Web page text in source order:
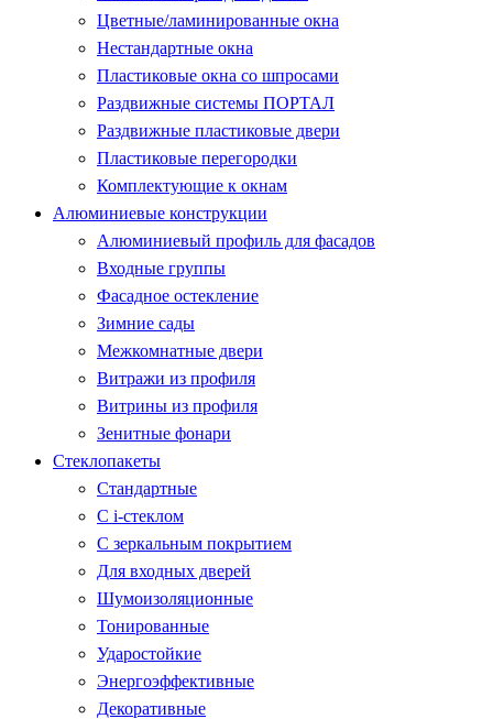
Цветные/ламинированные окна
Нестандартные окна
Пластиковые окна со шпросами
Раздвижные системы ПОРТАЛ
Раздвижные пластиковые двери
Пластиковые перегородки
Комплектующие к окнам
Алюминиевые конструкции
Алюминиевый профиль для фасадов
Входные группы
Фасадное остекление
Зимние сады
Межкомнатные двери
Витражи из профиля
Витрины из профиля
Зенитные фонари
Стеклопакеты
Стандартные
С i-стеклом
С зеркальным покрытием
Для входных дверей
Шумоизоляционные
Тонированные
Ударостойкие
Энергоэффективные
Декоративные